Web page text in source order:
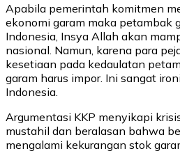
Apabila pemerintah komitmen
ekonomi garam maka petambak
Indonesia, Insya Allah akan
nasional. Namun, karena para
kesetiaan pada kedaulatan
garam harus impor. Ini sangat
Indonesia.
Argumentasi KKP menyikapi
mustahil dan beralasan bahwa
mengalami kekurangan stok